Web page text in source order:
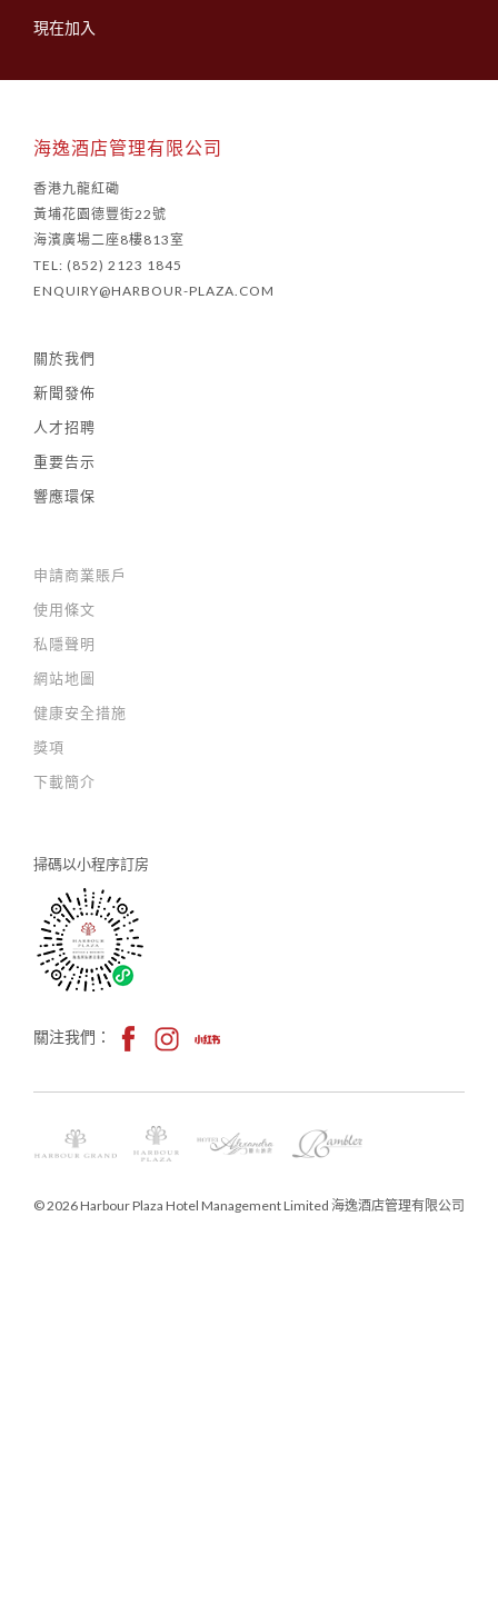
現在加入
海逸酒店管理有限公司
香港九龍紅磡
黃埔花園德豐街22號
海濱廣場二座8樓813室
TEL: (852) 2123 1845
ENQUIRY@HARBOUR-PLAZA.COM
關於我們
新聞發佈
人才招聘
重要告示
響應環保
申請商業賬戶
使用條文
私隱聲明
網站地圖
健康安全措施
獎項
下載簡介
掃碼以小程序訂房
關注我們：
© 2026 Harbour Plaza Hotel Management Limited 海逸酒店管理有限公司